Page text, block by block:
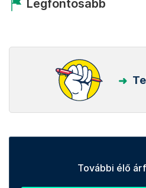
Legfontosabb
További élő